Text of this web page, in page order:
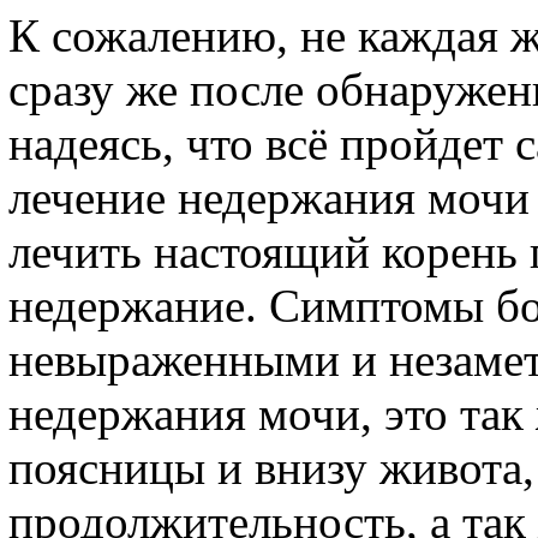
К сожалению, не каждая
сразу же после
надеясь, что всё
лечение недержания
лечить настоящий
недержание. Симптомы
невыраженными и
недержания мочи, это
поясницы и внизу
продолжительность, а